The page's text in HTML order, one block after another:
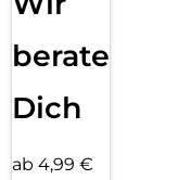
beraten
Dich
ab 4,99 €